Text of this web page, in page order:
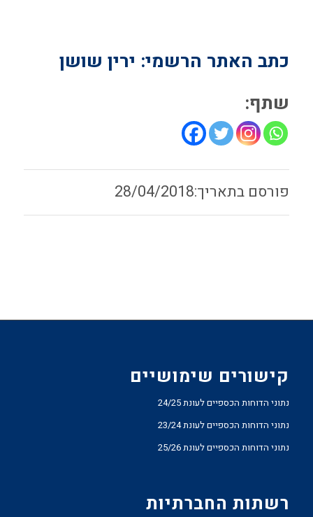
כתב האתר הרשמי: ירין שושן
שתף:
28/04/2018
קישורים שימושיים
נתוני הדוחות הכספיים לעונת 24/25
נתוני הדוחות הכספיים לעונת 23/24
נתוני הדוחות הכספיים לעונת 25/26
רשתות החברתיות